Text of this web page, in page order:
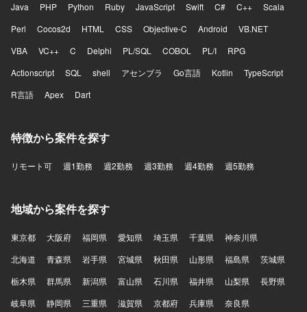
Java PHP Python Ruby JavaScript Swift C# C++
Scala
Perl
Cocos2d HTML CSS Objective-C Android
VB.NET
VBA
VC++ C Delphi PL/SQL COBOL PL/I
RPG
Actionscript
SQL shell アセンブラ Go言語 Kotlin
TypeScript
R言語
Apex Dart
特徴から案件を探す
リモート可 週1勤務 週2勤務 週3勤務 週4勤務 週5勤務
地域から案件を探す
東京都 大阪府 福岡県 愛知県 埼玉県 千葉県
神奈川県
北海道
青森県 岩手県 宮城県 秋田県 山形県 福島県
茨城県
栃木県
群馬県 新潟県 富山県 石川県 福井県 山梨県
長野県
岐阜県
静岡県 三重県 滋賀県 京都府 兵庫県 奈良県